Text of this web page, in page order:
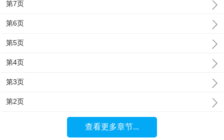
第7页
第6页
第5页
第4页
第3页
第2页
查看更多章节...